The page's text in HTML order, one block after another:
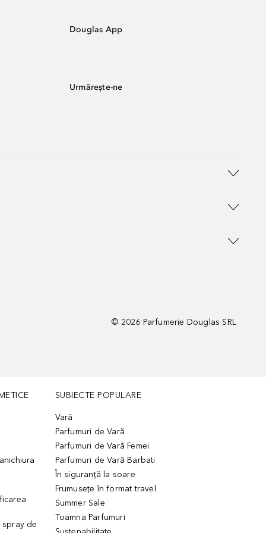
Douglas App
Urmărește-ne
© 2026 Parfumerie Douglas SRL
spray de
SUBIECTE POPULARE
Vară
Parfumuri de Vară
Parfumuri de Vară Femei
Parfumuri de Vară Barbati
În siguranță la soare
Frumusețe în format travel
Summer Sale
Toamna Parfumuri